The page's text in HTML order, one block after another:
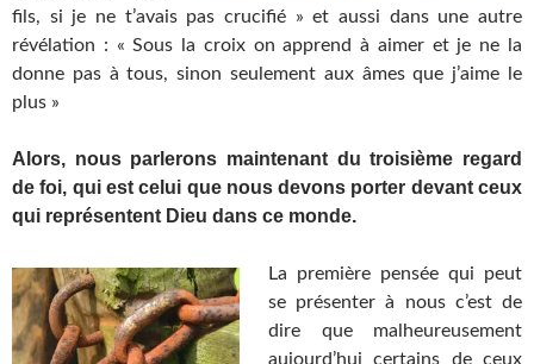
fils, si je ne t’avais pas crucifié » et aussi dans une autre
révélation : « Sous la croix on apprend à aimer et je ne la
donne pas à tous, sinon seulement aux âmes que j’aime le
plus »
Alors, nous parlerons maintenant du troisième regard
de foi, qui est celui que nous devons porter devant ceux
qui représentent Dieu dans ce monde.
La première pensée qui peut
se présenter à nous c’est de
dire que malheureusement
aujourd’hui certains de ceux